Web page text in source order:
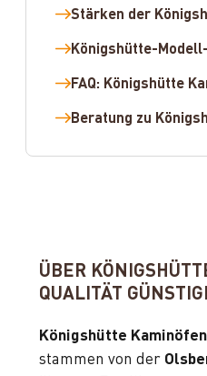
Stärken der
Königshütte-
FAQ: Königshütte
Beratung zu
ÜBER
QUALITÄT
Königshütte Kaminöfen
stammen von der